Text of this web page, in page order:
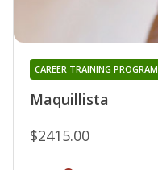
Maquillista
CAREER TRAINING PROGRAM
$2415.00